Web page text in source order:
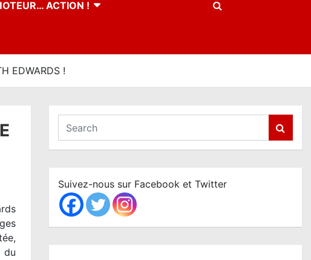
ACTION !
EDWARDS !
du
a
c
h
Suivez-nous sur Facebook et Twitter